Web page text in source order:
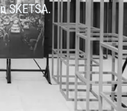
SKETSA.